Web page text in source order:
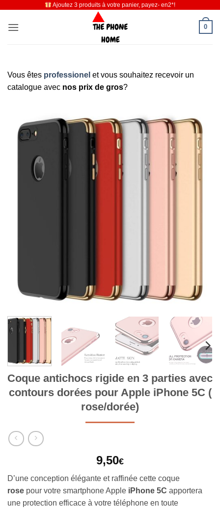
contenu
Ajoutez 3 produits à votre panier, payez- en2*!
0
Vous êtes professionel et vous souhaitez recevoir un
catalogue avec nos prix de gros?
Coque antichocs rigide en 3 parties avec
contours dorées pour Apple iPhone 5C (
rose/dorée)
9,50€
D’une conception élégante et raffinée cette coque
rose pour votre smartphone Apple iPhone 5C apportera
une protection efficace à votre téléphone en toute